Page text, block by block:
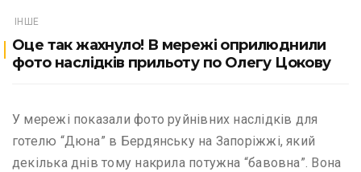
ІНШЕ
Оце так жахнуло! В мережі оприлюднили
фото наслідків прильоту по Олегу Цокову
У мережі показали фото руйнівних наслідків для
готелю “Дюна” в Бердянську на Запоріжжі, який
декілька днів тому накрила потужна “бавовна”. Вона